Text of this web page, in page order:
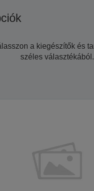
a kiegészítők és
széles választékából.